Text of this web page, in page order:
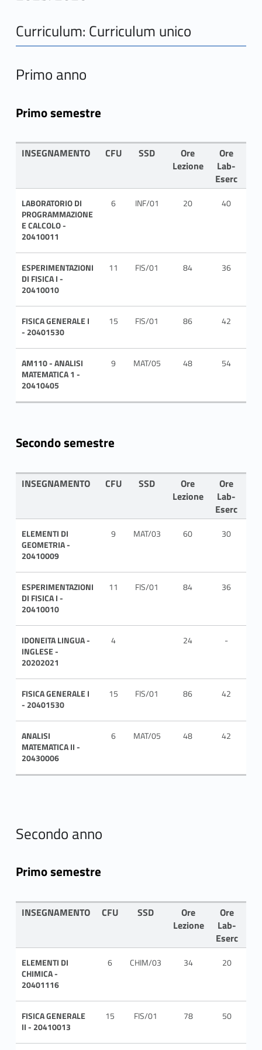
Curriculum: Curriculum unico
Primo anno
Primo semestre
INSEGNAMENTO CFU SSD
Ore
Lezione
Ore
Lab-
Eserc
LABORATORIO DI
PROGRAMMAZIONE
E CALCOLO -
20410011
6 INF/01 20 40
ESPERIMENTAZIONI
DI FISICA I -
20410010
11 FIS/01 84 36
FISICA GENERALE I
- 20401530
15 FIS/01 86 42
AM110 - ANALISI
MATEMATICA 1 -
20410405
9 MAT/05 48 54
Secondo semestre
INSEGNAMENTO CFU SSD
Ore
Lezione
Ore
Lab-
Eserc
ELEMENTI DI
GEOMETRIA -
20410009
9 MAT/03 60 30
ESPERIMENTAZIONI
DI FISICA I -
20410010
11 FIS/01 84 36
IDONEITA LINGUA -
INGLESE -
20202021
4 24 -
FISICA GENERALE I
- 20401530
15 FIS/01 86 42
ANALISI
MATEMATICA II -
20430006
6 MAT/05 48 42
Secondo anno
Primo semestre
INSEGNAMENTO CFU SSD
Ore
Lezione
Ore
Lab-
Eserc
ELEMENTI DI
CHIMICA -
20401116
6 CHIM/03 34 20
FISICA GENERALE
II - 20410013
15 FIS/01 78 50